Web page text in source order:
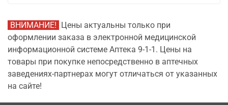
ВНИМАНИЕ! Цены актуальны только при
оформлении заказа в электронной медицинской
информационной системе Аптека 9-1-1. Цены на
товары при покупке непосредственно в аптечных
заведениях-партнерах могут отличаться от указанных
на сайте!